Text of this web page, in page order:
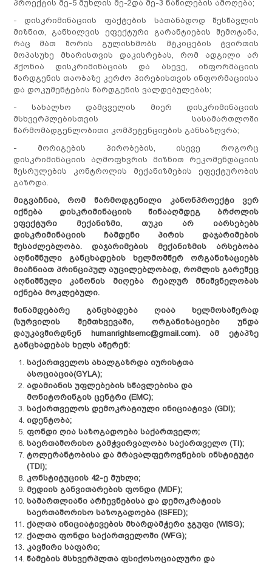
სიახლეები
ღონისძიებები
ადვოკაცია
თემის
კომუნიკაცია და
თანამშრომლობა
პროექტები
ჩვენ შესახებ
პუბლიკაციები
პოლიტიკის
დოკუმენტი
კვლევა
ანგარიში
გზამკვლევი
სამართლებრივი
კრებული
ვიდეოთეკა
ფემინისტური
ბიბლიოთეკა
ტერმინოლოგია
კონტაქტი
პროექტის მე-5 მუხლის მე-2და მე-3 ნაწილების ამოღება;
- დისკრიმინაციის ფაქტების სათანადოდ შესწავლის
მიზნით, განხილვის ეფექტური გარანტიების შემოტანა,
რაც მათ შორის გულისხმობს მტკიცების ტვირთის
მოპასუხე მხარისთვის დაკისრებას, რომ ადგილი არ
ჰქონია დისკრიმინაციას და ასევე, ინფორმაციის
წარდგენის თაობაზე კერძო პირებისთვის ინფორმაციისა
და დოკუმენტების წარდგენის ვალდებულებას;
- სახალხო დამცველის მიერ დისკრიმინაციის
მსხვერპლებისთვის სასამართლოში
წარმომადგენლობითი კომპეტენციების განსაზღვრა;
- მორიგების პირობების, ისევე როგორც
დისკრიმინაციის აღმოფხვრის მიზნით რეკომენდაციის
შესრულების კონტროლის მექანიზმების ეფექტურობის
გაზრდა.
მიგვაჩნია, რომ წარმოდგენილი კანონპროექტი ვერ
იქნება დისკრიმინაციის წინააღმდეგ ბრძოლის
ეფექტური მექანიზმი, თუკი არ იარსებებს
დისკრიმინაციის ჩამდენი პირის დაჯარიმების
შესაძლებლობა. დაჯარიმების მექანიზმის არსებობა
აღნიშნული განცხადების ხელმომწერ ორგანიზაციებს
მიაჩნიათ პრინციპულ აუცილებლობად, რომლის გარეშეც
აღნიშნული კანონის მიღება რეალურ მნიშვნელობას
იქნება მოკლებული.
წინამდებარე განცხადება ღიაა ხელმოსაწერად
(სურვილის შემთხვევაში, ორგანიზაციები უნდა
დაუკავშირდნენ humanrightsemc@gmail.com). ამ ეტაპზე
განცხადებას ხელს აწერენ:
საქართველოს ახალგაზრდა იურისტთა
ასოციაცია(GYLA);
ადამიანის უფლებების სწავლებისა და
მონიტორინგის ცენტრი (EMC);
საქართველოს დემოკრატიული ინიციატივა(GDI);
იდენტობა;
ფონდი ღია საზოგადოება საქართველო;
საერთაშორისო გამჭვირვალობა საქართველო (TI);
ტოლერანტობისა და მრავალფეროვნების ინსტიტუტი
(TDI);
კონსტიტუციის 42-ე მუხლი;
მედიის განვითარების ფონდი (MDF);
სამართლიანი არჩევნებისა და დემოკრატიის
საერთაშორისო საზოგადოება (ISFED);
ქალთა ინიციატივების მხარდამჭერი ჯგუფი (WISG);
ქალთა ფონდი საქართველოში (WFG);
კავშირი საფარი;
წამების მსხვერპლთა ფსიქოსოციალური და